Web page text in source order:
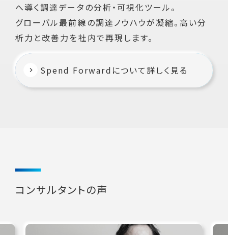
へ導く調達データの分析・可視化ツール。
グローバル最前線の調達ノウハウが凝縮。高い分
析力と改善力を社内で再現します。
Spend Forwardについて詳しく見る
コンサルタントの声